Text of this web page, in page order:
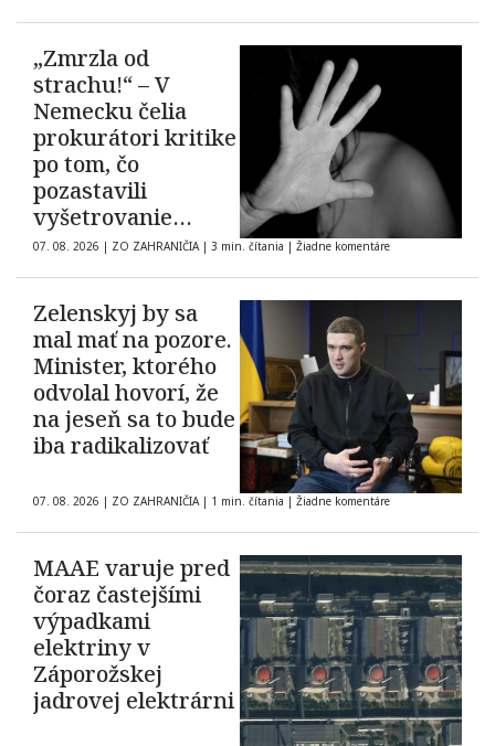
„Zmrzla od
strachu!“ – V
Nemecku čelia
prokurátori kritike
po tom, čo
pozastavili
vyšetrovanie
prípadu údajného
hromadného
07. 08. 2026 | ZO ZAHRANIČIA | 3 min. čítania | Žiadne komentáre
Zelenskyj by sa
mal mať na pozore.
Minister, ktorého
odvolal hovorí, že
na jeseň sa to bude
iba radikalizovať
07. 08. 2026 | ZO ZAHRANIČIA | 1 min. čítania | Žiadne komentáre
MAAE varuje pred
čoraz častejšími
výpadkami
elektriny v
Záporožskej
jadrovej elektrárni